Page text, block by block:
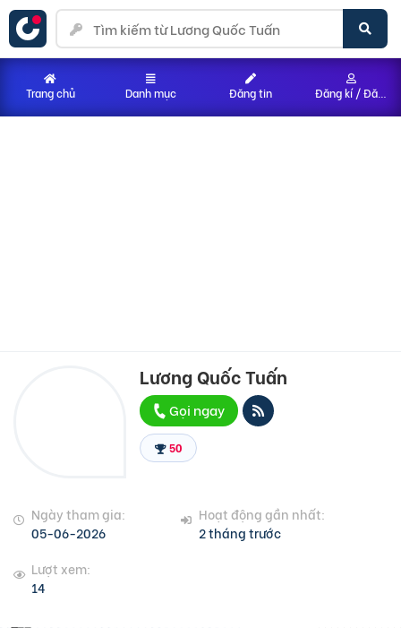
50
Lương Quốc Tuấn
Gọi ngay
Ngày tham gia:
05-06-2026
Hoạt động gần nhất:
2 tháng trước
Lượt xem:
14
Trang chủ Danh mục Đăng tin